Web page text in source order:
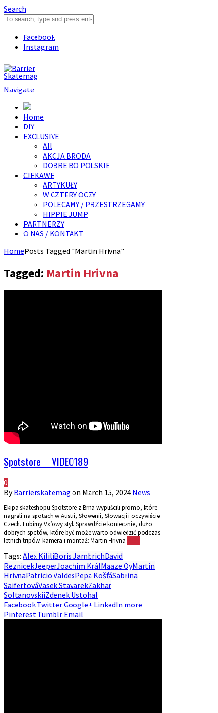
Search
Facebook
Instagram
Navigate
Home
DIY
EXCLUSIVE
All
AKCJA BRODA
DOBRE BO POLSKIE
CIEKAWE
ARTYKUŁY
W CZTERY OCZY
POLECAMY / PRZESTRZEGAMY
HIPPIE JUMP
PARTNERZY
O NAS / KONTAKT
HomePosts Tagged "Martin Hrivna"
Tagged: Martin Hrivna
Spotstore – VIDEO189
0
ByBarrierskatemag on March 15, 2024 News
Ekipa skateshopu Spotstore z Brna wypuścili promo, które
nagrali na spotach w Austri, Słowenii, Słowacji i oczywiście
Czech. Lubimy Vx’owy styl. Sprawdźcie koniecznie, dużo
dobrych spotów, które być może warto odwiedzić podczas
letnich tripów. kamera i montaż: Martin Hrivna
Tags: Alex KililiBoris JambrichDavid
ReznicekJeeperJoachim KrálMaaze OyMartin
HrivnaPatricio ValdesPepa KošťáSabrina
SaifertováVasek StavarekZakhar
SoltanovskiiZdenek Ustohal
Facebook TwitterGoogle+ LinkedIn more
Pinterest Tumblr Email